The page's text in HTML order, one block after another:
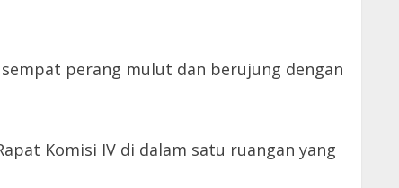
sempat perang mulut dan berujung dengan
Komisi IV di dalam satu ruangan yang